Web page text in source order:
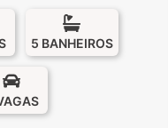
5 BANHEIROS